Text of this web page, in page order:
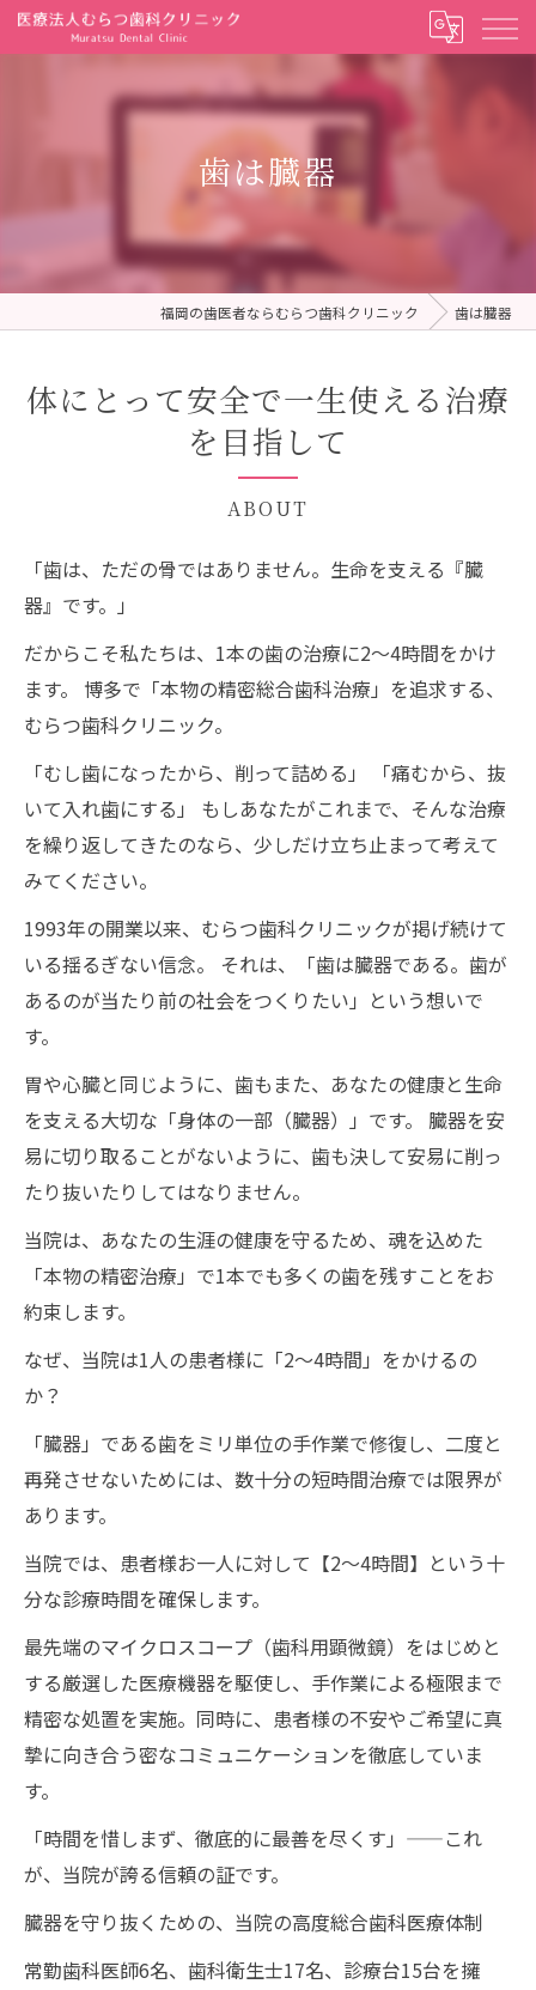
歯は臓器
福岡の歯医者ならむらつ歯科クリニック 歯は臓器
体にとって安全で一生使える治療
を目指して
ABOUT
「歯は、ただの骨ではありません。生命を支える『臓
器』です。」
だからこそ私たちは、1本の歯の治療に2〜4時間をかけ
ます。 博多で「本物の精密総合歯科治療」を追求する、
むらつ歯科クリニック。
「むし歯になったから、削って詰める」 「痛むから、抜
いて入れ歯にする」 もしあなたがこれまで、そんな治療
を繰り返してきたのなら、少しだけ立ち止まって考えて
みてください。
1993年の開業以来、むらつ歯科クリニックが掲げ続けて
いる揺るぎない信念。 それは、「歯は臓器である。歯が
あるのが当たり前の社会をつくりたい」という想いで
す。
胃や心臓と同じように、歯もまた、あなたの健康と生命
を支える大切な「身体の一部（臓器）」です。 臓器を安
易に切り取ることがないように、歯も決して安易に削っ
たり抜いたりしてはなりません。
当院は、あなたの生涯の健康を守るため、魂を込めた
「本物の精密治療」で1本でも多くの歯を残すことをお
約束します。
なぜ、当院は1人の患者様に「2〜4時間」をかけるの
か？
「臓器」である歯をミリ単位の手作業で修復し、二度と
再発させないためには、数十分の短時間治療では限界が
あります。
当院では、患者様お一人に対して【2〜4時間】という十
分な診療時間を確保します。
最先端のマイクロスコープ（歯科用顕微鏡）をはじめと
する厳選した医療機器を駆使し、手作業による極限まで
精密な処置を実施。同時に、患者様の不安やご希望に真
摯に向き合う密なコミュニケーションを徹底していま
す。
「時間を惜しまず、徹底的に最善を尽くす」——これ
が、当院が誇る信頼の証です。
臓器を守り抜くための、当院の高度総合歯科医療体制
常勤歯科医師6名、歯科衛生士17名、診療台15台を擁